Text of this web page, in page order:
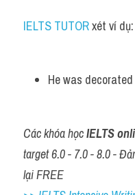
IELTS TUTOR xét ví dụ:
He was
Các khóa học IELTS
target 6.0 - 7.0 - 8.0 -
lại FREE